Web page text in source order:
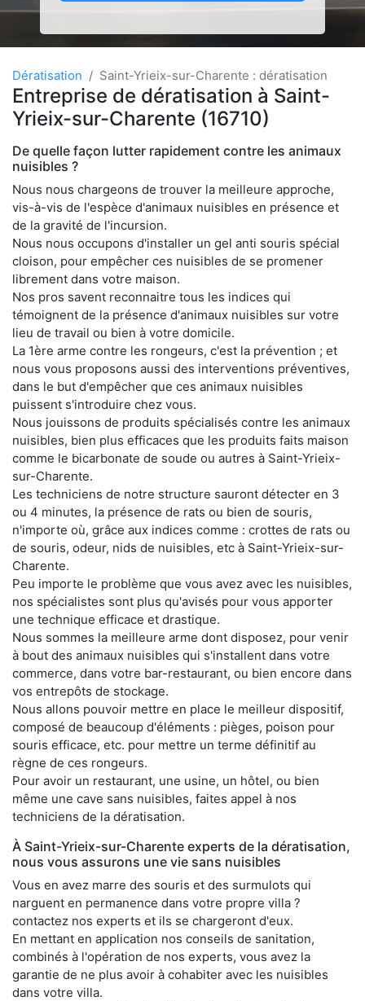
Dératisation Saint-Yrieix-sur-Charente : dératisation
Entreprise de dératisation à Saint-
Yrieix-sur-Charente (16710)
De quelle façon lutter rapidement contre les animaux
nuisibles ?
Nous nous chargeons de trouver la meilleure approche,
vis-à-vis de l'espèce d'animaux nuisibles en présence et
de la gravité de l'incursion.
Nous nous occupons d'installer un gel anti souris spécial
cloison, pour empêcher ces nuisibles de se promener
librement dans votre maison.
Nos pros savent reconnaitre tous les indices qui
témoignent de la présence d'animaux nuisibles sur votre
lieu de travail ou bien à votre domicile.
La 1ère arme contre les rongeurs, c'est la prévention ; et
nous vous proposons aussi des interventions préventives,
dans le but d'empêcher que ces animaux nuisibles
puissent s'introduire chez vous.
Nous jouissons de produits spécialisés contre les animaux
nuisibles, bien plus efficaces que les produits faits maison
comme le bicarbonate de soude ou autres à Saint-Yrieix-
sur-Charente.
Les techniciens de notre structure sauront détecter en 3
ou 4 minutes, la présence de rats ou bien de souris,
n'importe où, grâce aux indices comme : crottes de rats ou
de souris, odeur, nids de nuisibles, etc à Saint-Yrieix-sur-
Charente.
Peu importe le problème que vous avez avec les nuisibles,
nos spécialistes sont plus qu'avisés pour vous apporter
une technique efficace et drastique.
Nous sommes la meilleure arme dont disposez, pour venir
à bout des animaux nuisibles qui s'installent dans votre
commerce, dans votre bar-restaurant, ou bien encore dans
vos entrepôts de stockage.
Nous allons pouvoir mettre en place le meilleur dispositif,
composé de beaucoup d'éléments : pièges, poison pour
souris efficace, etc. pour mettre un terme définitif au
règne de ces rongeurs.
Pour avoir un restaurant, une usine, un hôtel, ou bien
même une cave sans nuisibles, faites appel à nos
techniciens de la dératisation.
À Saint-Yrieix-sur-Charente experts de la dératisation,
nous vous assurons une vie sans nuisibles
Vous en avez marre des souris et des surmulots qui
narguent en permanence dans votre propre villa ?
contactez nos experts et ils se chargeront d'eux.
En mettant en application nos conseils de sanitation,
combinés à l'opération de nos experts, vous avez la
garantie de ne plus avoir à cohabiter avec les nuisibles
dans votre villa.